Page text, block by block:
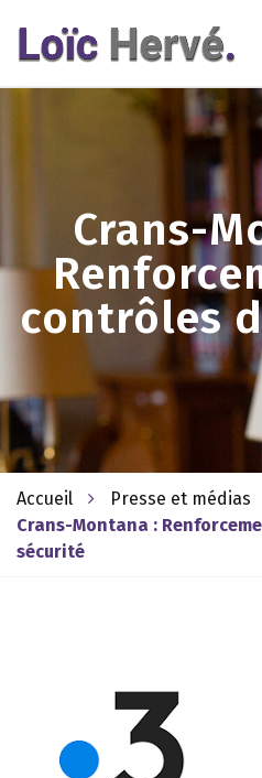
Crans-
contrôles
Accueil
Presse et médias
Crans-Montana :
sécurité
l'utilisation de cookies pour
services adaptés